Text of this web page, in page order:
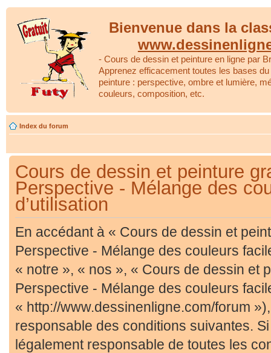
Bienvenue dans la
- Cours de dessin et peinture en ligne par
Apprenez efficacement toutes les bases
peinture : perspective, ombre et lumière,
couleurs, composition, etc.
Index du forum
Cours de dessin et peinture
Perspective - Mélange des
d’utilisation
En accédant à « Cours de dessin et
Perspective - Mélange des couleurs
« notre », « nos », « Cours de dessin et
Perspective - Mélange des couleurs
« http://www.dessinenligne.com/forum
responsable des conditions suivantes. Si
légalement responsable de toutes les